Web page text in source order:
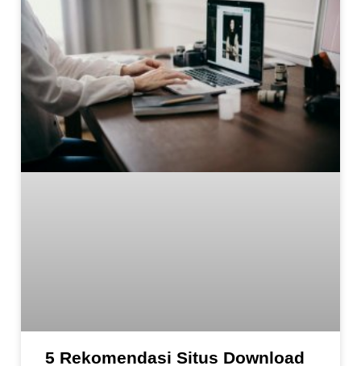
5 Rekomendasi Situs Download